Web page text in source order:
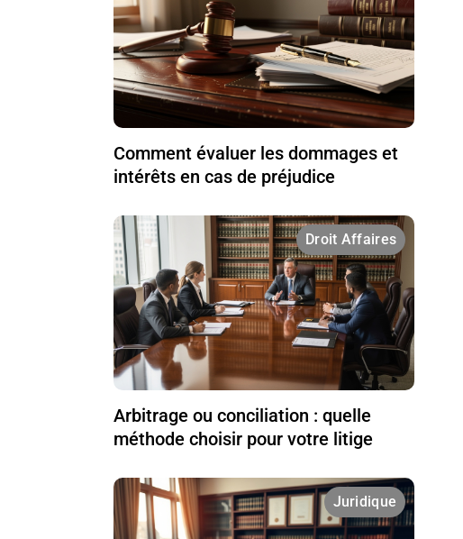
Comment évaluer les dommages et
intérêts en cas de préjudice
Droit Affaires
Arbitrage ou conciliation : quelle
méthode choisir pour votre litige
Juridique